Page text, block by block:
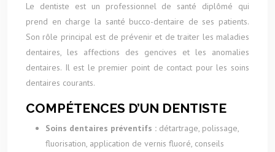
Le dentiste est un professionnel de santé diplômé qui
prend en charge la santé bucco-dentaire de ses patients.
Son rôle principal est de prévenir et de traiter les maladies
dentaires, les affections des gencives et les anomalies
dentaires. Il est le premier point de contact pour les soins
dentaires courants.
COMPÉTENCES D’UN DENTISTE
Soins dentaires préventifs : détartrage, polissage,
fluorisation, application de vernis fluoré, conseils